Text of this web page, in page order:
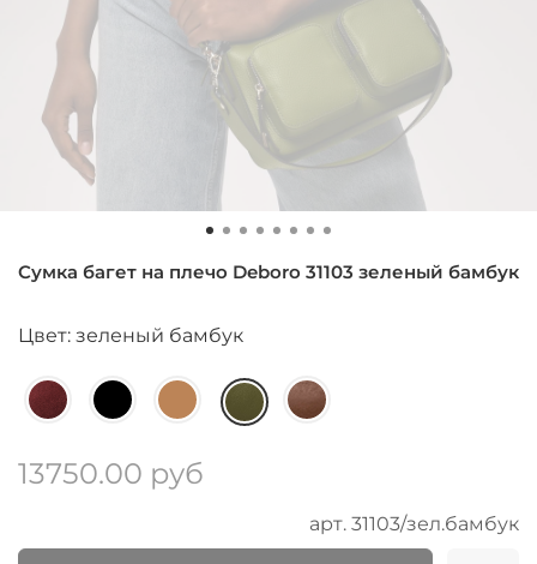
арт. 31103/зел.бамбук
Сумка багет на плечо Deboro 31103 зеленый бамбук
Цвет: зеленый бамбук
13750.00 руб